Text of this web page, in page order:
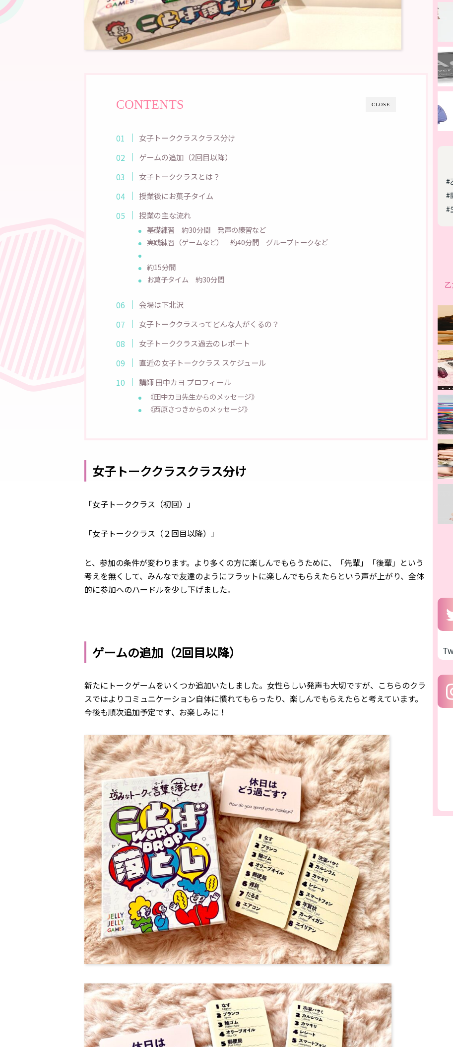
CLOSE
CONTENTS
女子トーククラスクラス分け
ゲームの追加（2回目以降）
女子トーククラスとは？
授業後にお菓子タイム
授業の主な流れ
基礎練習 約30分間 発声の練習など
実践練習（ゲームなど） 約40分間 グループトークなど
約15分間
お菓子タイム 約30分間
会場は下北沢
女子トーククラスってどんな人がくるの？
女子トーククラス過去のレポート
直近の女子トーククラス スケジュール
講師 田中カヨ プロフィール
《田中カヨ先生からのメッセージ》
《西原さつきからのメッセージ》
女子トーククラスクラス分け
「女子トーククラス（初回）」
「女子トーククラス（２回目以降）」
と、参加の条件が変わります。より多くの方に楽しんでもらうために、「先輩」「後輩」という
考えを無くして、みんなで友達のようにフラットに楽しんでもらえたらという声が上がり、全体
的に参加へのハードルを少し下げました。
ゲームの追加（2回目以降）
新たにトークゲームをいくつか追加いたしました。女性らしい発声も大切ですが、こちらのクラ
スではよりコミュニケーション自体に慣れてもらったり、楽しんでもらえたらと考えています。
今後も順次追加予定です、お楽しみに！
#
#
#